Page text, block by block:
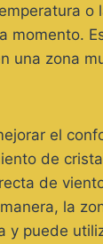
o
momento.
una zona
el
de
de
la
y puede